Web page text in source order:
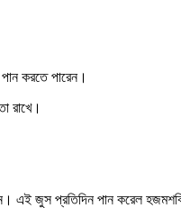
করতে পারেন।
রাখে।
এই জুস প্রতিদিন পান করেল